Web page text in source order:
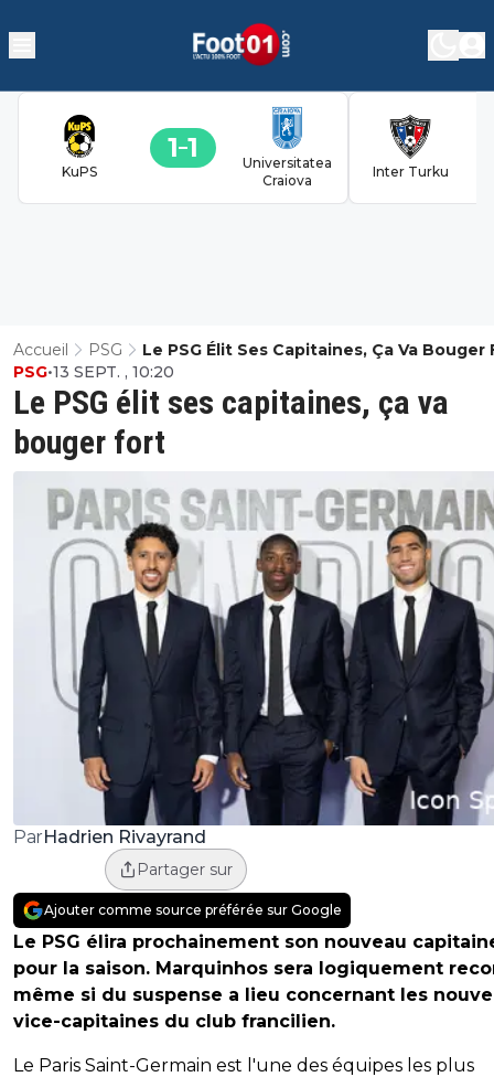
KuPS
1 1
Universitatea
Craiova
Inter Turku
Accueil PSG Le PSG Élit Ses Capitaines, Ça Va Bouger
Le PSG élit ses capitaines, ça va
bouger fort
PSG•13 SEPT. , 10:20
ParHadrien Rivayrand
Partager sur
Ajouter comme source préférée sur Google
Le PSG élira prochainement son nouveau
pour la saison. Marquinhos sera logiquement
même si du suspense a lieu concernant les
vice-capitaines du club francilien.
Le Paris Saint-Germain est l'une des équipes les plus